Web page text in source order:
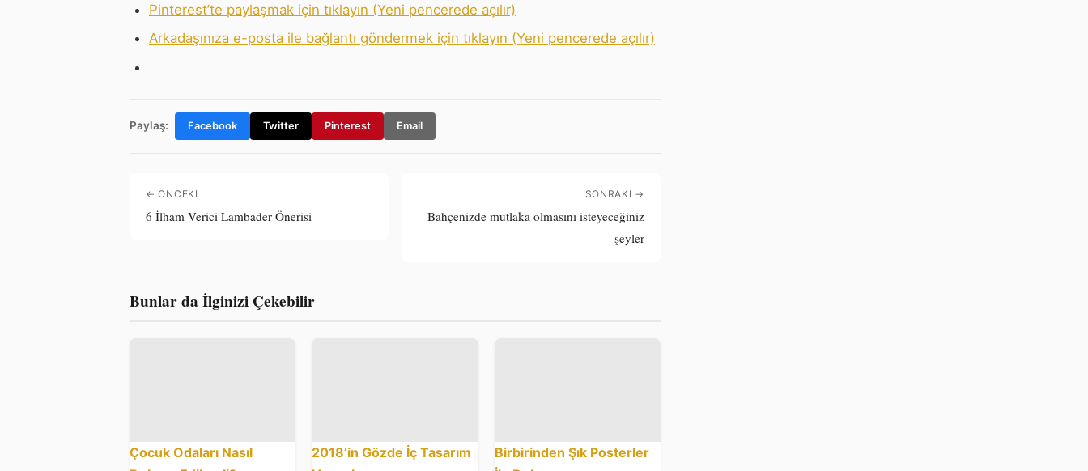
Pinterest’te paylaşmak için tıklayın (Yeni pencerede açılır)
Arkadaşınıza e-posta ile bağlantı göndermek için tıklayın (Yeni pencerede açılır)
Paylaş: Facebook Twitter Pinterest Email
← ÖNCEKI
6 İlham Verici Lambader Önerisi
SONRAKI →
Bahçenizde mutlaka olmasını isteyeceğiniz
şeyler
Bunlar da İlginizi Çekebilir
Çocuk Odaları Nasıl
2018’in Gözde İç Tasarım
Birbirinden Şık Posterler